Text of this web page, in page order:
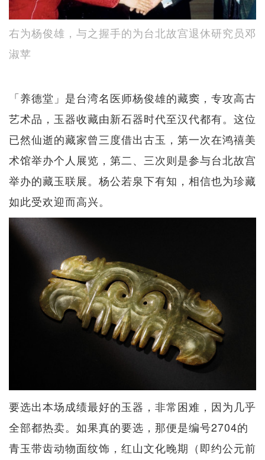
右为杨俊雄，与之握手的为台北故宫退休研究员邓
淑苹
「养德堂」是台湾名医师杨俊雄的藏窦，专攻高古
艺术品，玉器收藏由新石器时代至汉代都有。这位
已然仙逝的藏家曾三度借出古玉，第一次在鸿禧美
术馆举办个人展览，第二、三次则是参与台北故宫
举办的藏玉联展。杨公若泉下有知，相信也为珍藏
如此受欢迎而高兴。
要选出本场成绩最好的玉器，非常困难，因为几乎
全部都热卖。如果真的要选，那便是编号2704的
青玉带齿动物面纹饰，红山文化晚期（即约公元前